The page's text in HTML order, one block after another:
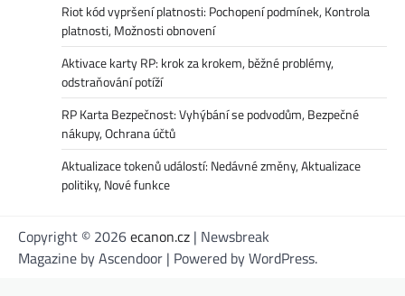
Riot kód vypršení platnosti: Pochopení podmínek, Kontrola
platnosti, Možnosti obnovení
Aktivace karty RP: krok za krokem, běžné problémy,
odstraňování potíží
RP Karta Bezpečnost: Vyhýbání se podvodům, Bezpečné
nákupy, Ochrana účtů
Aktualizace tokenů událostí: Nedávné změny, Aktualizace
politiky, Nové funkce
Copyright © 2026ecanon.cz | Newsbreak
Magazine byAscendoor | Powered byWordPress.